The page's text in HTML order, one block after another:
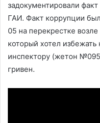
задокументировали
ГАИ. Факт коррупции
05 на перекрестке
который хотел избежать
инспектору (жетон
гривен.